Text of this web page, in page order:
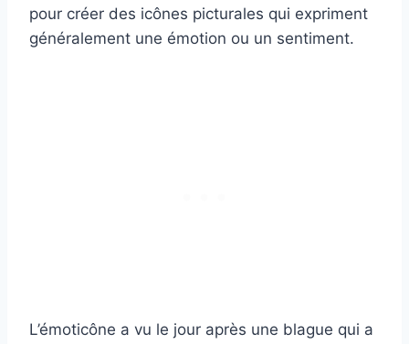
pour créer des icônes picturales qui expriment
généralement une émotion ou un sentiment.
L’émoticône a vu le jour après une blague qui a